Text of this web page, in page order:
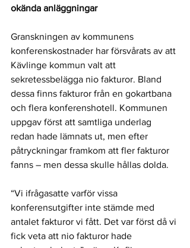
okända anläggningar
Granskningen av kommunens
konferenskostnader har försvårats av att
Kävlinge kommun valt att
sekretessbelägga nio fakturor. Bland
dessa finns fakturor från en gokartbana
och flera konferenshotell. Kommunen
uppgav först att samtliga underlag
redan hade lämnats ut, men efter
påtryckningar framkom att fler fakturor
fanns – men dessa skulle hållas dolda.
“Vi ifrågasatte varför vissa
konferensutgifter inte stämde med
antalet fakturor vi fått. Det var först då vi
fick veta att nio fakturor hade